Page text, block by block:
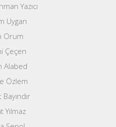
Yazıcı
Uygan
Orum
Çeçen
Alabed
Özlem
Yılmaz